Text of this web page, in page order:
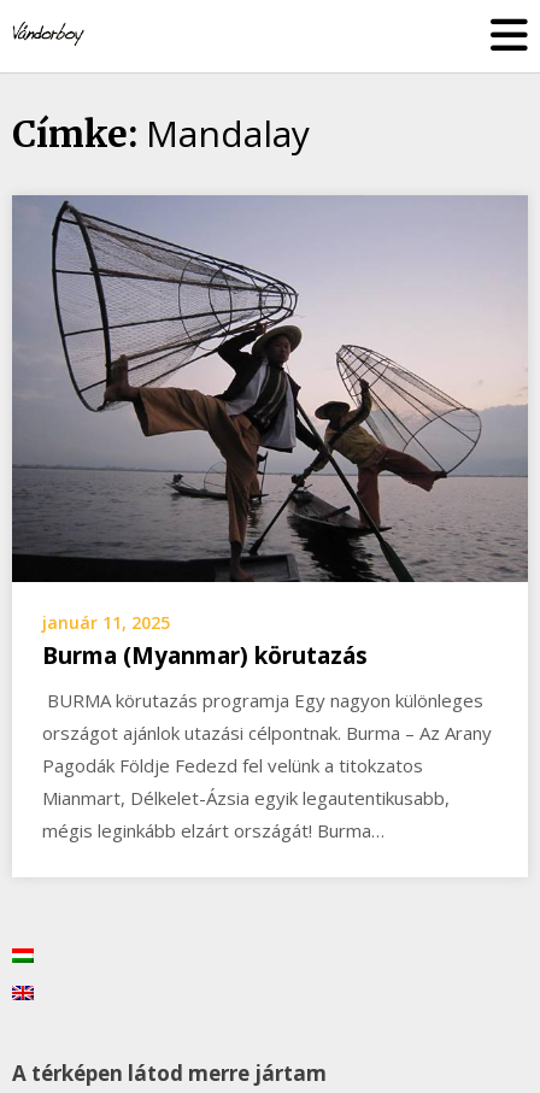
to
content
Címke: Mandalay
január 11, 2025
Burma (Myanmar) körutazás
BURMA körutazás programja Egy nagyon különleges
országot ajánlok utazási célpontnak. Burma – Az Arany
Pagodák Földje Fedezd fel velünk a titokzatos
Mianmart, Délkelet-Ázsia egyik legautentikusabb,
mégis leginkább elzárt országát! Burma…
A térképen látod merre jártam